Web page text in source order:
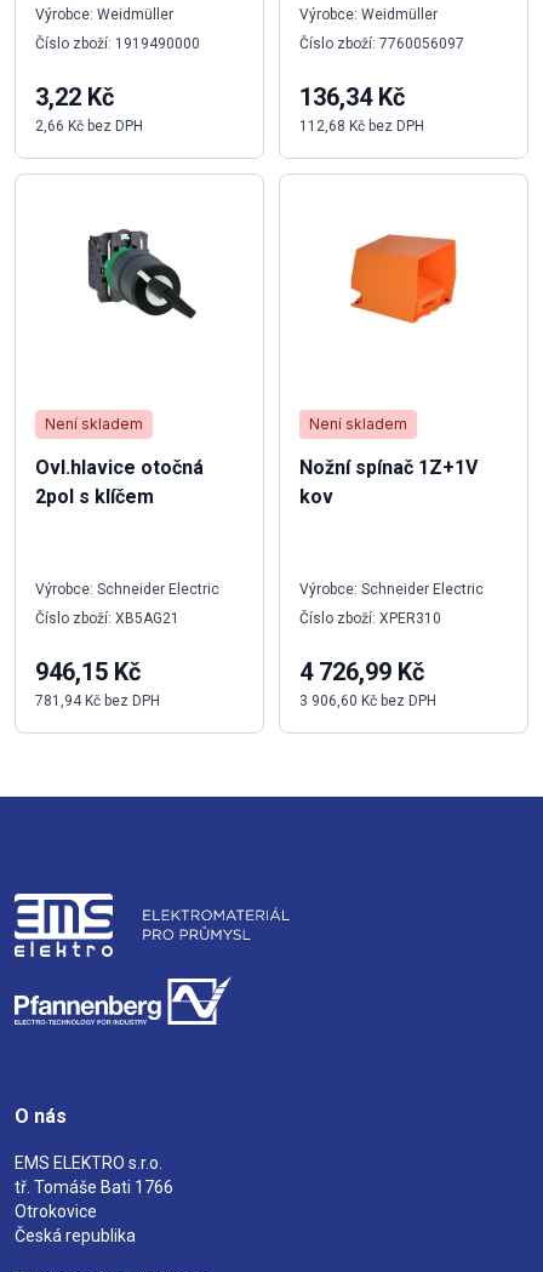
Výrobce: Weidmüller
Číslo zboží: 1919490000
3,22 Kč
2,66 Kč bez DPH
Není skladem
Ovl.hlavice otočná
2pol s klíčem
Výrobce: Schneider Electric
Číslo zboží: XB5AG21
946,15 Kč
781,94 Kč bez DPH
Výrobce: Weidmüller
Číslo zboží: 7760056097
136,34 Kč
112,68 Kč bez DPH
Není skladem
Nožní spínač 1Z+1V
kov
Výrobce: Schneider Electric
Číslo zboží: XPER310
4 726,99 Kč
3 906,60 Kč bez DPH
O nás
EMS ELEKTRO s.r.o.
tř. Tomáše Bati 1766
Otrokovice
Česká republika